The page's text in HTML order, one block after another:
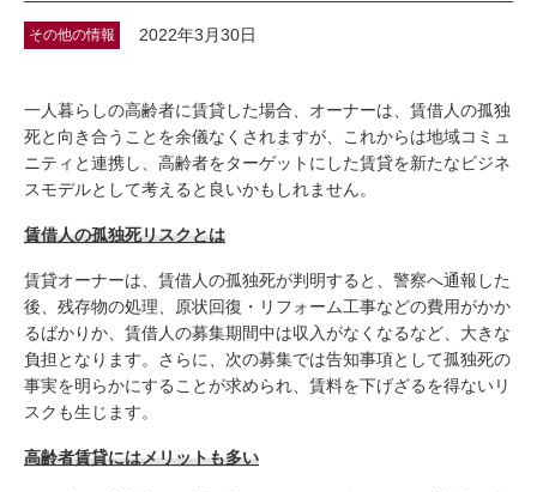
その他の情報 2022年3月30日
一人暮らしの高齢者に賃貸した場合、オーナーは、賃借人の孤独
死と向き合うことを余儀なくされますが、これからは地域コミュ
ニティと連携し、高齢者をターゲットにした賃貸を新たなビジネ
スモデルとして考えると良いかもしれません。
賃借人の孤独死リスクとは
賃貸オーナーは、賃借人の孤独死が判明すると、警察へ通報した
後、残存物の処理、原状回復・リフォーム工事などの費用がかか
るばかりか、賃借人の募集期間中は収入がなくなるなど、大きな
負担となります。さらに、次の募集では告知事項として孤独死の
事実を明らかにすることが求められ、賃料を下げざるを得ないリ
スクも生じます。
高齢者賃貸にはメリットも多い